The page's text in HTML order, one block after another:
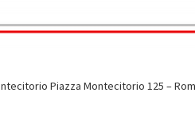
Piazza Montecitorio 125 –